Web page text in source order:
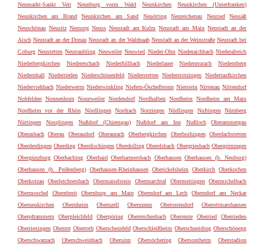
Neumarkt-Sankt Veit
Neunburg vorm Wald Neunkirchen
Neunkirchen (Unterfranken)
Neunkirchen am Brand
Neunkirchen am Sand Neuötting Neureichenau Neuried
Neusäß
Neuschönau Neusitz Neusorg Neuss Neustadt am Kulm Neustadt am Main Neustadt an der
Aisch Neustadt an der Donau Neustadt an der Waldnaab Neustadt an der Weinstraße Neustadt bei
Coburg Neustetten Neutraubling Neuweiler Neuwied Nieder-Olm Niederaichbach Niederalteich
Niederbergkirchen
Niedereschach Niederfüllbach Niederlauer Niedermurach
Niedernberg
Niedernhall
Niederrieden Niederschönenfeld Niederstetten Niederstotzingen Niedertaufkirchen
Niederviehbach Niederwerrn Niederwinkling Niefern-Öschelbronn Nierstein Nittenau Nittendorf
Nohfelden Nonnenhorn Nonnweiler Nordendorf Nordhalben Nordheim
Nordheim am Main
Nordheim vor der Rhön
Nördlingen Nordrach Notzingen Nüdlingen Nufringen
Nürnberg
Nürtingen
Nusplingen Nußdorf (Chiemgau) Nußdorf am Inn Nußloch
Oberammergau
Oberasbach
Oberau Oberaudorf Oberaurach Oberbergkirchen Oberboihingen
Oberdachstetten
Oberderdingen Oberding Oberdischingen Oberdolling Oberelsbach Obergriesbach Obergröningen
Obergünzburg Oberhaching Oberhaid Oberharmersbach Oberhausen Oberhausen (b. Neuburg)
Oberhausen (b. Peißenberg) Oberhausen-Rheinhausen Oberickelsheim Oberkirch Oberkochen
Oberkotzau
Oberleichtersbach Obermaiselstein Obermarchtal Obermeitingen
Obermichelbach
Obermoschel
Obernbreit Obernburg am Main Oberndorf am Lech
Oberndorf am Neckar
Oberneukirchen
Obernheim Obernzell Obernzenn Oberostendorf
Oberottmarshausen
Oberpframmern
Oberpleichfeld Oberpöring Oberreichenbach Oberreute Oberried
Oberrieden
Oberriexingen Oberrot Oberroth Oberscheinfeld Oberschleißheim Oberschneiding Oberschönegg
Oberschwarzach
Oberschweinbach Obersinn Obersöchering Obersontheim
Oberstadion